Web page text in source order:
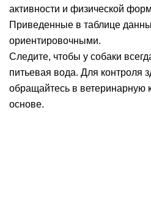
активности и физической
Приведенные в таблице
ориентировочными.
Следите, чтобы у собаки
питьевая вода. Для контроля
обращайтесь в ветеринарную
основе.